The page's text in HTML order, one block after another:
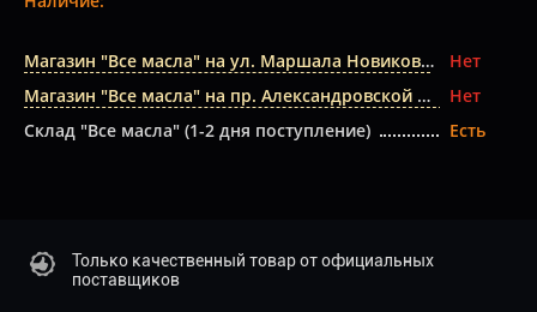
Магазин "Все масла" на ул. Маршала Новикова
Нет
Магазин "Все масла" на пр. Александровской Фермы
Нет
Склад "Все масла" (1-2 дня поступление)
Есть
Только качественный товар от официальных
поставщиков